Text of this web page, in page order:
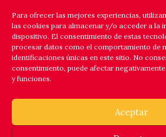
Para ofrecer las mejores experiencias,
las cookies para almacenar y/o acceder a la
dispositivo. El consentimiento de estas
procesar datos como el comportamiento de
identificaciones únicas en este sitio. No
consentimiento, puede afectar
y funciones.
Aceptar
SOLIDARIDAD
Cáceres respondió a la llamada de
reunió en el estadio Príncipe Felipe
de